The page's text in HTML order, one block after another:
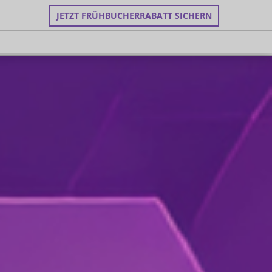
JETZT FRÜHBUCHERRABATT SICHERN